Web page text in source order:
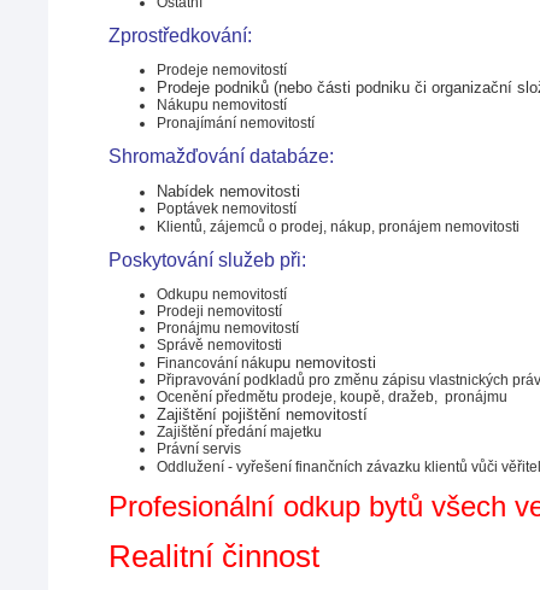
Zprostředkování:
Prodeje nemovitostí
Prodeje podniků (nebo části podniku či organizační
Nákupu nemovitostí
Pronajímání nemovitostí
Shromažďování databáze:
Nabídek nemovitosti
Poptávek nemovitostí
Klientů, zájemců o prodej, nákup, pronájem nemovitosti
Poskytování služeb při:
Odkupu nemovitostí
Prodeji nemovitostí
Pronájmu nemovitostí
Správě nemovitosti
Financování nákupu nemovitosti
Připravování podkladů pro změnu zápisu vlastnických práv
Ocenění předmětu prodeje, koupě, dražeb,  pronájmu
Zajištění pojištění nemovitostí
Zajištění předání majetku
Právní servis
Oddlužení - vyřešení finančních závazku klientů vůči
Profesionální odkup bytů všech
Realitní činnost